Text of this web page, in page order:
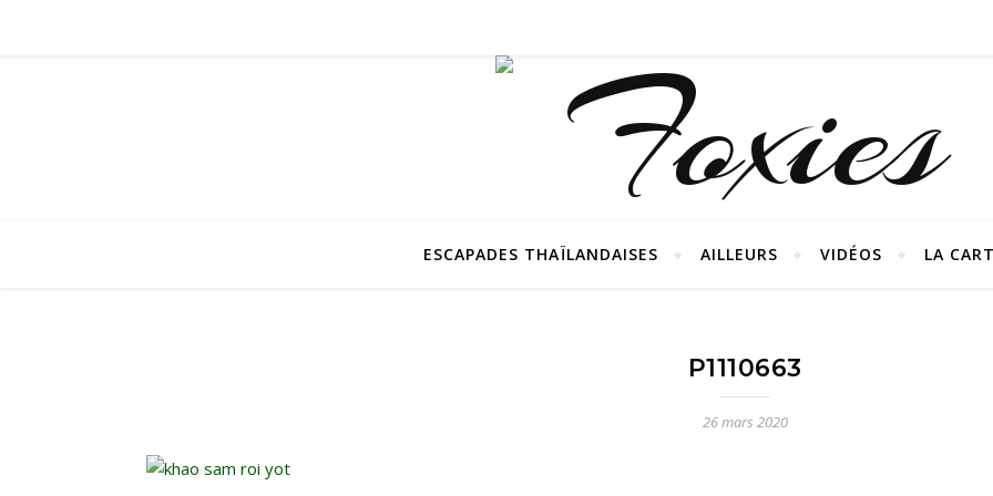
ESCAPADES THAÏLANDAISES AILLEURS VIDÉOS LA
P1110663
26 mars 2020